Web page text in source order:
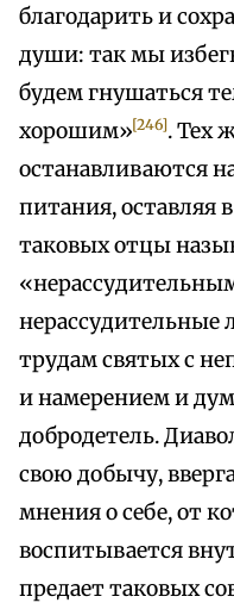
благодарить и
души: так мы
будем гнушаться
хорошим»[246]. Тех
останавливаются
питания, оставляя
таковых отцы
нерассудительные
трудам святых с
и намерением и
добродетель.
свою добычу,
мнения о себе, от
воспитывается
предает таковых